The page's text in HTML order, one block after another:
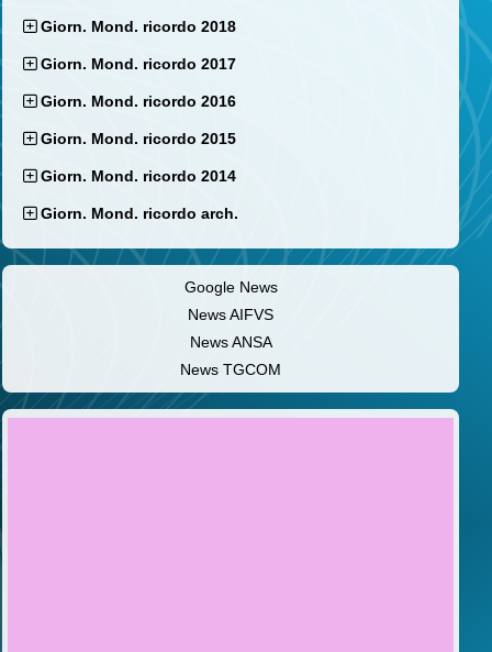
Giorn. Mond. ricordo 2018
Giorn. Mond. ricordo 2017
Giorn. Mond. ricordo 2016
Giorn. Mond. ricordo 2015
Giorn. Mond. ricordo 2014
Giorn. Mond. ricordo arch.
Google News
News AIFVS
News ANSA
News TGCOM